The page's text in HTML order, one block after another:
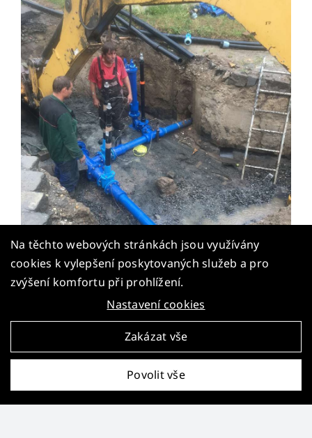
Na těchto webových stránkách jsou využívány
cookies k vylepšení poskytovaných služeb a pro
zvýšení komfortu při prohlížení.
Nastavení cookies
Zakázat vše
Povolit vše